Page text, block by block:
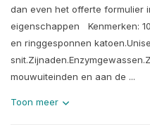
dan even het offerte formulier
eigenschappen Kenmerken:
en ringgesponnen
mouwuiteinden en aan de ...
Toon meer